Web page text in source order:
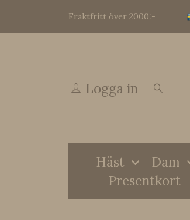
Fraktfritt över 2000:-
Logga in
Häst Dam
Presentkort